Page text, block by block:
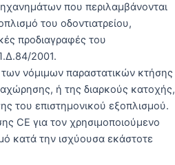
που περιλαμβάνονται
του οδοντιατρείου,
προδιαγραφές του
2001.
νόμιμων παραστατικών κτήσης
ή της διαρκούς κατοχής,
του επιστημονικού εξοπλισμού.
CE για τον χρησιμοποιούμενο
κατά την ισχύουσα εκάστοτε